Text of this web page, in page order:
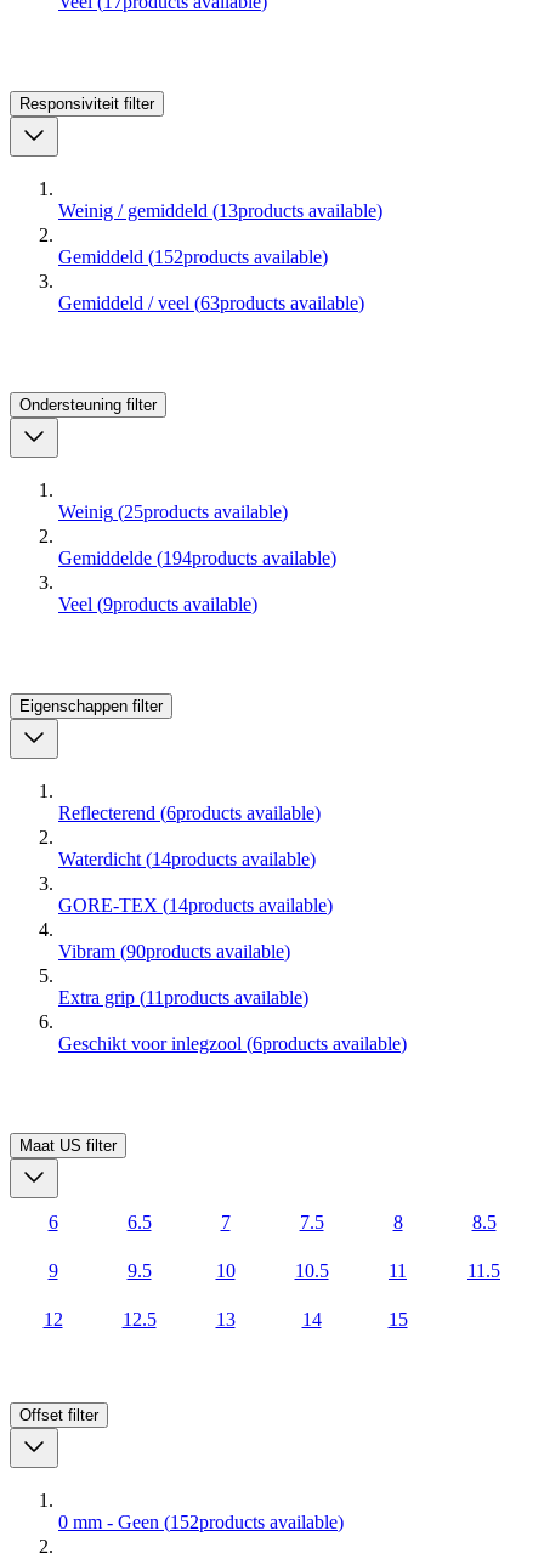
Responsiviteit filter
Weinig / gemiddeld (13products available)
Gemiddeld (152products available)
Gemiddeld / veel (63products available)
Ondersteuning filter
Weinig (25products available)
Gemiddelde (194products available)
Veel (9products available)
Eigenschappen filter
Reflecterend (6products available)
Waterdicht (14products available)
GORE-TEX (14products available)
Vibram (90products available)
Extra grip (11products available)
Geschikt voor inlegzool (6products available)
Maat US filter
6 6.5 7 7.5 8 8.5
9 9.5 10 10.5 11 11.5
12 12.5 13 14 15
Offset filter
0 mm - Geen (152products available)